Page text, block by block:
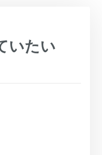
いたい